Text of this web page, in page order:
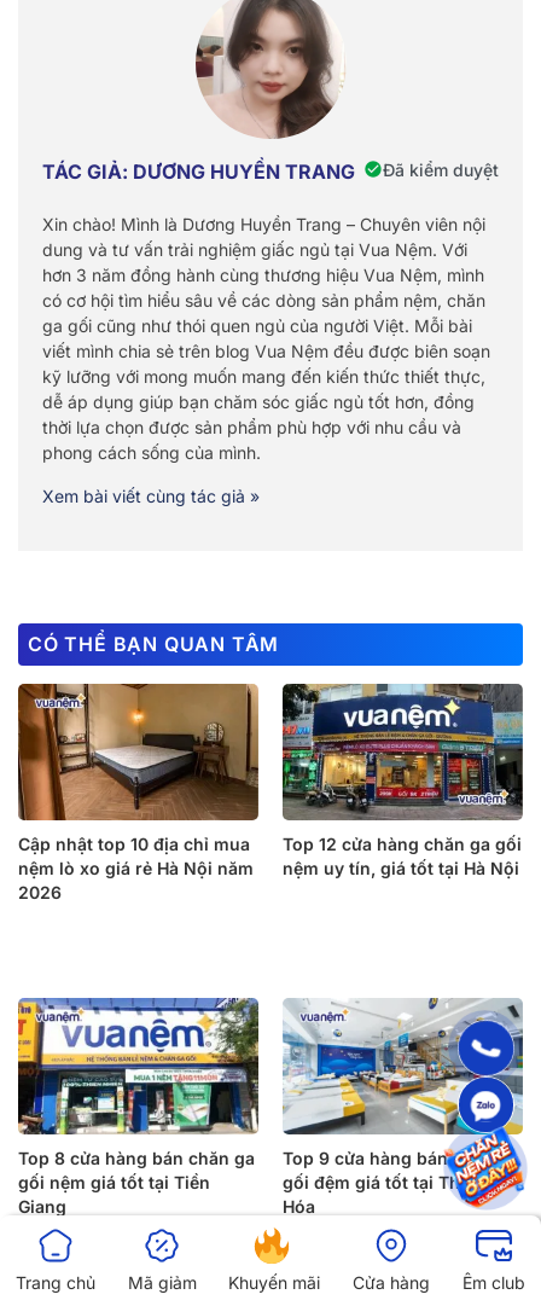
TÁC GIẢ: DƯƠNG HUYỀN TRANG Đã kiểm duyệt
Xin chào! Mình là Dương Huyền Trang – Chuyên viên nội
dung và tư vấn trải nghiệm giấc ngủ tại Vua Nệm. Với
hơn 3 năm đồng hành cùng thương hiệu Vua Nệm, mình
có cơ hội tìm hiểu sâu về các dòng sản phẩm nệm, chăn
ga gối cũng như thói quen ngủ của người Việt. Mỗi bài
viết mình chia sẻ trên blog Vua Nệm đều được biên soạn
kỹ lưỡng với mong muốn mang đến kiến thức thiết thực,
dễ áp dụng giúp bạn chăm sóc giấc ngủ tốt hơn, đồng
thời lựa chọn được sản phẩm phù hợp với nhu cầu và
phong cách sống của mình.
Xem bài viết cùng tác giả »
CÓ THỂ BẠN QUAN TÂM
Cập nhật top 10 địa chỉ mua
nệm lò xo giá rẻ Hà Nội năm
2026
Top 12 cửa hàng chăn ga gối
nệm uy tín, giá tốt tại Hà Nội
Top 8 cửa hàng bán chăn ga
gối nệm giá tốt tại Tiền
Giang
Top 9 cửa hàng bán chăn ga
gối đệm giá tốt tại Thanh
Hóa
Trang chủ Mã giảm Khuyến mãi Cửa hàng Êm club